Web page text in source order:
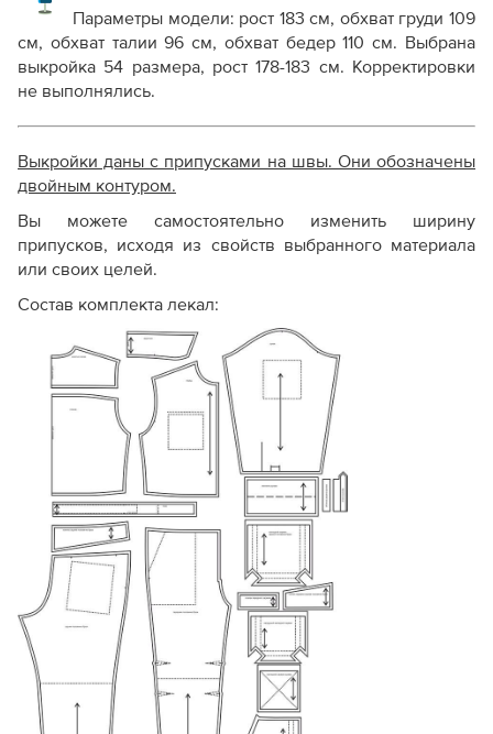
Параметры модели: рост 183 см, обхват груди 109
см, обхват талии 96 см, обхват бедер 110 см. Выбрана
выкройка 54 размера, рост 178-183 см. Корректировки
не выполнялись.
Выкройки даны с припусками на швы. Они обозначены
двойным контуром.
Вы можете самостоятельно изменить ширину
припусков, исходя из свойств выбранного материала
или своих целей.
Состав комплекта лекал: